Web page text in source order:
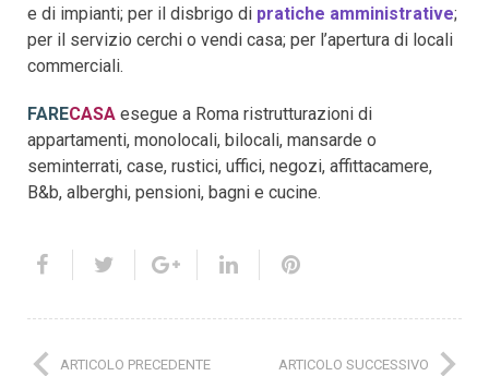
e di impianti; per il disbrigo di pratiche amministrative;
per il servizio cerchi o vendi casa; per l’apertura di locali
commerciali.
FARECASA esegue a Roma ristrutturazioni di
appartamenti, monolocali, bilocali, mansarde o
seminterrati, case, rustici, uffici, negozi, affittacamere,
B&b, alberghi, pensioni, bagni e cucine.
ARTICOLO PRECEDENTE ARTICOLO SUCCESSIVO